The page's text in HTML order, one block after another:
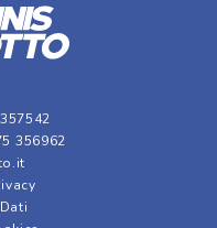
356962